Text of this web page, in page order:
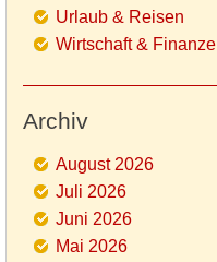
Urlaub & Reisen
Wirtschaft &
Archiv
August 2026
Juli 2026
Juni 2026
Mai 2026